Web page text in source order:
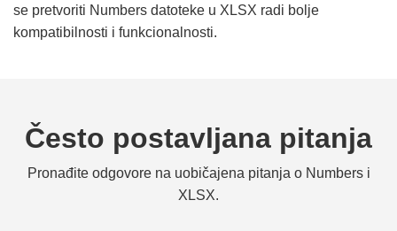
se pretvoriti Numbers datoteke u XLSX radi bolje
kompatibilnosti i funkcionalnosti.
Često postavljana pitanja
Pronađite odgovore na uobičajena pitanja o Numbers i
XLSX.